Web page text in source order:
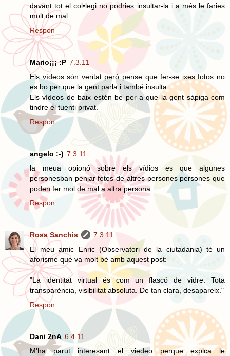
davant tot el col•legi no podries insultar-la i a més le faries
molt de mal.
Respon
Mario¡¡¡ :P 7.3.11
Els vídeos són veritat però pense que fer-se ixes fotos no
es bo per que la gent parla i també insulta.
Els vídeos de baix estén be per a que la gent sàpiga com
tindre el tuenti privat.
Respon
angelo :-) 7.3.11
la meua opionó sobre els vídios es que algunes
personesban penjar fotos de altres persones persones que
poden fer mol de mal a altra persona
Respon
Rosa Sanchis
7.3.11
El meu amic Enric (Observatori de la ciutadania) té un
aforisme que va molt bé amb aquest post:
"La identitat virtual és com un flascó de vidre. Tota
transparència, visibilitat absoluta. De tan clara, desapareix."
Respon
Dani 2nA 6.4.11
M'ha parut interesant el viedeo perque explca le